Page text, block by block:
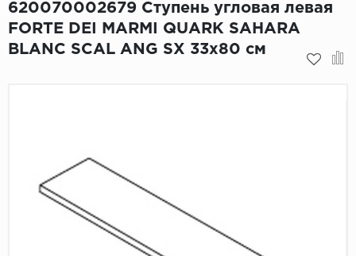
Керамогранит
Мозаики
620070002679 Ступень угловая левая
FORTE DEI MARMI QUARK SAHARA
BLANC SCAL ANG SX 33x80 см